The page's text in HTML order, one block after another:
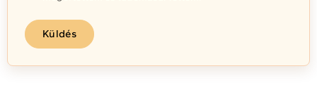
Küldés